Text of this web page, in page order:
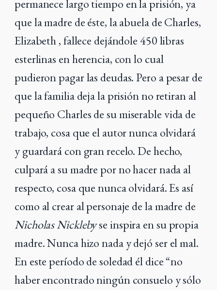
permanece largo tiempo en la prisión, ya
que la madre de éste, la abuela de Charles,
Elizabeth , fallece dejándole 450 libras
esterlinas en herencia, con lo cual
pudieron pagar las deudas. Pero a pesar de
que la familia deja la prisión no retiran al
pequeño Charles de su miserable vida de
trabajo, cosa que el autor nunca olvidará
y guardará con gran recelo. De hecho,
culpará a su madre por no hacer nada al
respecto, cosa que nunca olvidará. Es así
como al crear al personaje de la madre de
Nicholas Nicklebyse inspira en su propia
madre. Nunca hizo nada y dejó ser el mal.
En este período de soledad él dice “no
haber encontrado ningún consuelo y sólo